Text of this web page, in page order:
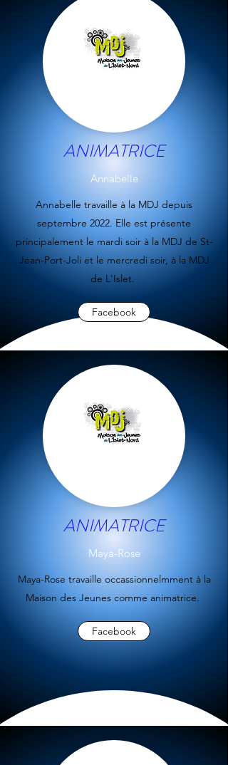
ANIMATRICE
Annabelle
Annabelle travaille à la MDJ depuis
septembre 2022. Elle est présente
principalement le mardi soir à la MDJ de St-
Jean-Port-Joli et le mercredi soir, à la MDJ
de L'Islet.
Facebook
ANIMATRICE
Maya-Rose
Maya-Rose travaille occassionnelmment à la
Maison des Jeunes comme animatrice.
Facebook